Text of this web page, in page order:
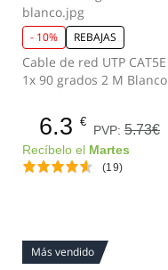
- 10% REBAJAS
Cable de red UTP CAT5E
1x 90 grados 2 M Blanco
6.3 €
PVP: 5.73€
Recíbelo el Martes
(19)
Más vendido